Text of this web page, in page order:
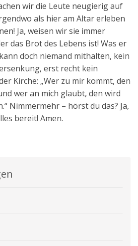
wir die Leute neugierig auf
als hier am Altar erleben
Ja, weisen wir sie immer
das Brot des Lebens ist! Was er
doch niemand mithalten, kein
erst recht kein
Kirche: „Wer zu mir kommt, den
wer an mich glaubt, den wird
Nimmermehr – hörst du das? Ja,
bereit! Amen.